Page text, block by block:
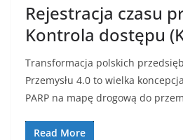
Rejestracja czasu
Kontrola dostępu
Transformacja polskich
Przemysłu 4.0 to wielka
PARP na mapę drogową do
Read More